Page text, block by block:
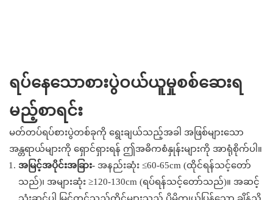
ရပ်နေသောစားပွဲဝယ်ယူမှုစစ်ဆေးရ
မည့်စာရင်း
မတ်တပ်ရပ်စားပွဲတစ်ခုကို ရွေးချယ်သည့်အခါ အဖြစ်များသော
အန္တရာယ်များကို ရှောင်ရှားရန် ဤအဓိကစံနှုန်းများကို အာရုံစိုက်ပါ။
အမြင့်အပိုင်းအခြား- အနည်းဆုံး ≤60-65cm (ထိုင်ရန်သင့်တော်
သည်)၊ အများဆုံး ≥120-130cm (ရပ်ရန်သင့်တော်သည်)။ အဆင့်